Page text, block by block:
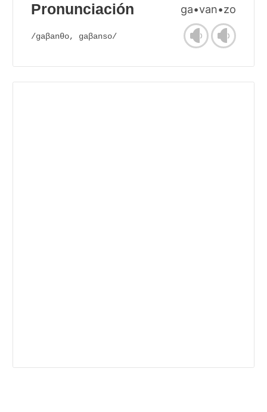
Pronunciación ga•van•zo
/gaβanθo, gaβanso/